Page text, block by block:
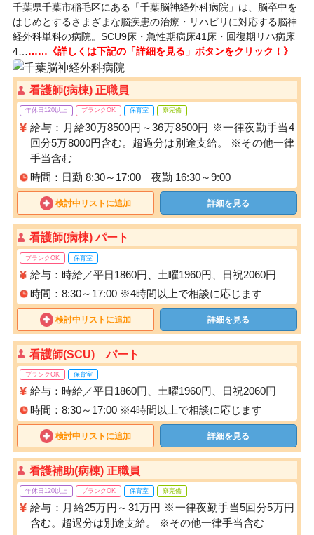
千葉県千葉市稲毛区にある「千葉脳神経外科病院」は、脳卒中を
はじめとするさまざまな脳疾患の治療・リハビリに対応する脳神
経外科単科の病院。SCU9床・急性期病床41床・回復期リハ病床
4… ……《詳しくは下記の「詳細を見る」ボタンをクリック！》
看護師(病棟) 正職員
年休日120以上 ブランクOK 保育室 寮完備
給与：月給30万8500円～36万8500円 ※一律夜勤手当4
回分5万8000円含む。超過分は別途支給。 ※その他一律
手当含む
時間：日勤 8:30～17:00 夜勤 16:30～9:00
検討中リストに追加 詳細を見る
看護師(病棟) パート
ブランクOK 保育室
給与：時給／平日1860円、土曜1960円、日祝2060円
時間：8:30～17:00 ※4時間以上で相談に応じます
検討中リストに追加 詳細を見る
看護師(SCU) パート
ブランクOK 保育室
給与：時給／平日1860円、土曜1960円、日祝2060円
時間：8:30～17:00 ※4時間以上で相談に応じます
検討中リストに追加 詳細を見る
看護補助(病棟) 正職員
年休日120以上 ブランクOK 保育室 寮完備
給与：月給25万円～31万円 ※一律夜勤手当5回分5万円
含む。超過分は別途支給。 ※その他一律手当含む